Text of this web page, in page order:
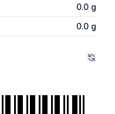
0.0 g
0.0 g